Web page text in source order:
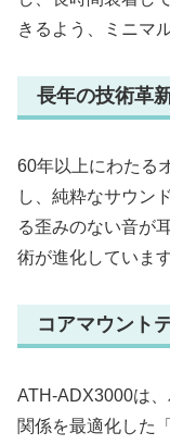
きるよう、ミニマ
長年の技術革
60年以上にわたる
し、純粋なサウン
る歪みのない音が
術が進化しています
コアマウント
ATH-ADX3000は
関係を最適化した